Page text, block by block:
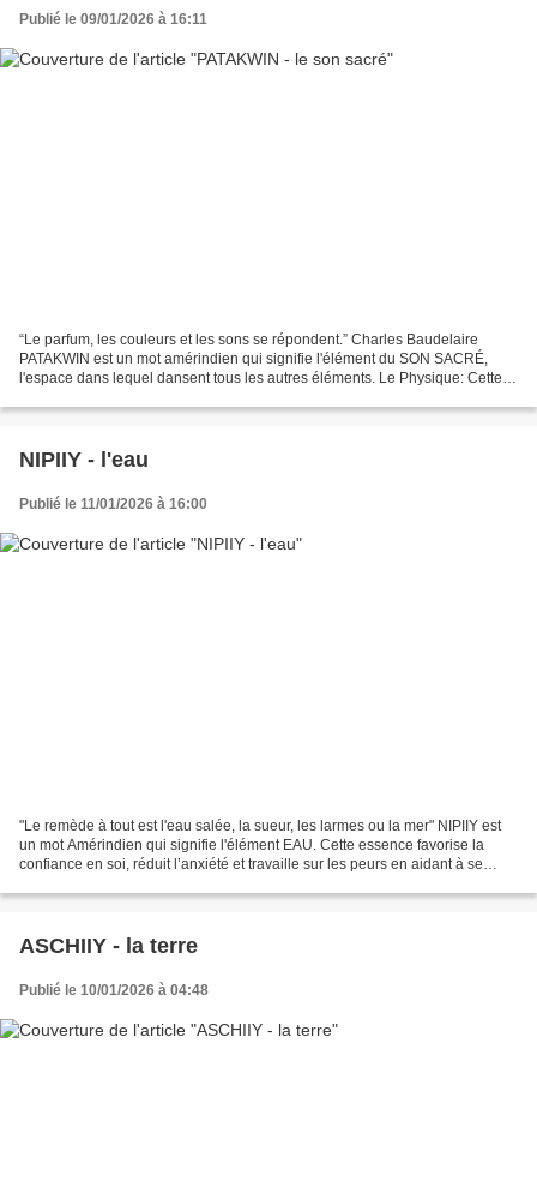
Publié le 09/01/2026 à 16:11
“Le parfum, les couleurs et les sons se répondent.” Charles Baudelaire
PATAKWIN est un mot amérindien qui signifie l'élément du SON SACRÉ,
l'espace dans lequel dansent tous les autres éléments. Le Physique: Cette
NIPIIY - l'eau
Publié le 11/01/2026 à 16:00
"Le remède à tout est l'eau salée, la sueur, les larmes ou la mer" NIPIIY est
un mot Amérindien qui signifie l'élément EAU. Cette essence favorise la
confiance en soi, réduit l’anxiété et travaille sur les peurs en aidant à se
ASCHIIY - la terre
Publié le 10/01/2026 à 04:48